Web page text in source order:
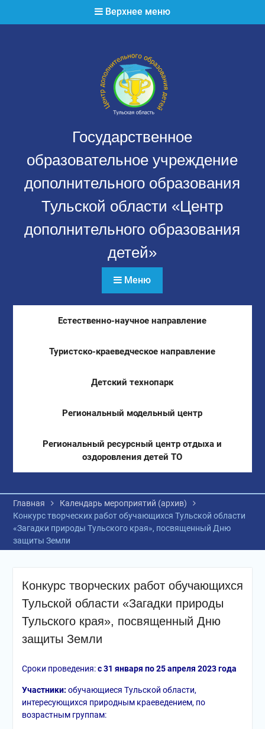
Верхнее меню
Государственное
образовательное учреждение
дополнительного образования
Тульской области «Центр
дополнительного образования
детей»
Меню
Естественно-научное направление
Туристско-краеведческое направление
Детский технопарк
Региональный модельный центр
Региональный ресурсный центр отдыха и
оздоровления детей ТО
Главная
Календарь мероприятий (архив)
Конкурс творческих работ обучающихся Тульской области
«Загадки природы Тульского края», посвященный Дню
защиты Земли
Конкурс творческих работ обучающихся
Тульской области «Загадки природы
Тульского края», посвященный Дню
защиты Земли
Сроки проведения:с 31 января по 25 апреля 2023 года
Участники: обучающиеся Тульской области,
интересующихся природным краеведением, по
возрастным группам: